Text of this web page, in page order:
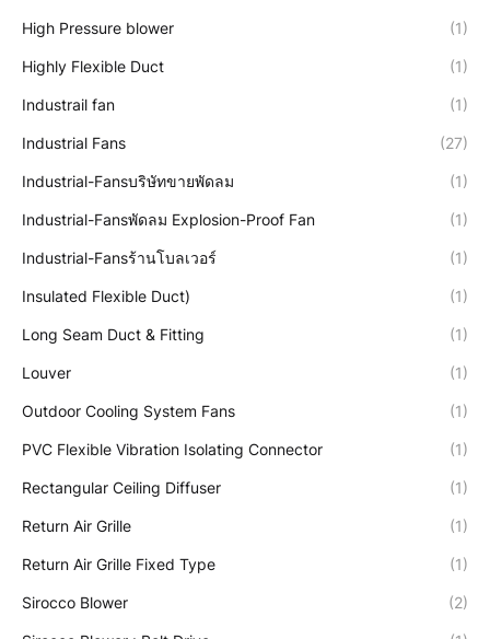
High Pressure blower (1)
Highly Flexible Duct (1)
Industrail fan (1)
Industrial Fans (27)
Industrial-Fansบริษัทขายพัดลม (1)
Industrial-Fansพัดลม Explosion-Proof Fan (1)
Industrial-Fansร้านโบลเวอร์ (1)
Insulated Flexible Duct) (1)
Long Seam Duct & Fitting (1)
Louver (1)
Outdoor Cooling System Fans (1)
PVC Flexible Vibration Isolating Connector (1)
Rectangular Ceiling Diffuser (1)
Return Air Grille (1)
Return Air Grille Fixed Type (1)
Sirocco Blower (2)